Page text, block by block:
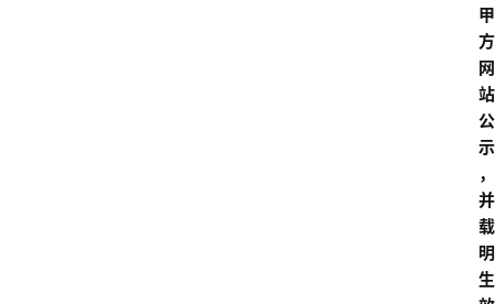
甲
方
网
站
公
示
，
并
载
明
生